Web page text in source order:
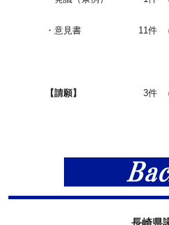
・意見書 11件
【請願】 3件